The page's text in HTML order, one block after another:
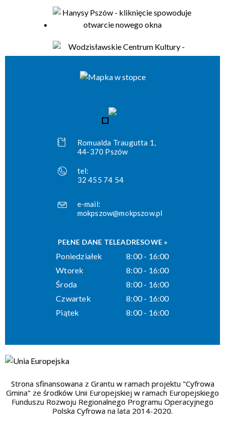
Romualda Traugutta 1,
44-370 Pszów
tel:
32 455 74 54
e-mail:
mokpszow@mokpszow.pl
PEŁNE DANE TELEADRESOWE »
Poniedziałek
8:00 - 16:00
Wtorek
8:00 - 16:00
Środa
8:00 - 16:00
Czwartek
8:00 - 16:00
Piątek
8:00 - 16:00
Strona sfinansowana z Grantu w ramach projektu "Cyfrowa
Gmina" ze środków Unii Europejskiej w ramach Europejskiego
Funduszu Rozwoju Regionalnego Programu Operacyjnego
Polska Cyfrowa na lata 2014-2020.